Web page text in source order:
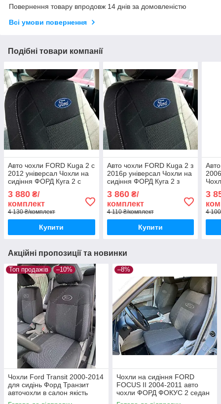
Повернення товару впродовж 14 днів за домовленістю
Всі умови повернення
Подібні товари компанії
Авто чохли FORD Kuga 2 с
2012 універсал Чохли на
сидіння ФОРД Куга 2 с
3 880 ₴/
комплект
4 130 ₴/комплект
Купити
Авто чохли FORD Kuga 2 з
2016р універсал Чохли на
сидіння ФОРД Куга 2 з
3 860₴/
комплект
4 110 ₴/комплект
Купити
3
4
Акційні пропозиції та новинки
Топ продажів –10%
Чохли Ford Transit 2000-2014
для сидінь Форд Транзит
авточохли в салон якість
–8%
Чохли на сидіння FORD
FOCUS II 2004-2011 авто
чохли ФОРД ФОКУС 2 седан
хетчбек універсал